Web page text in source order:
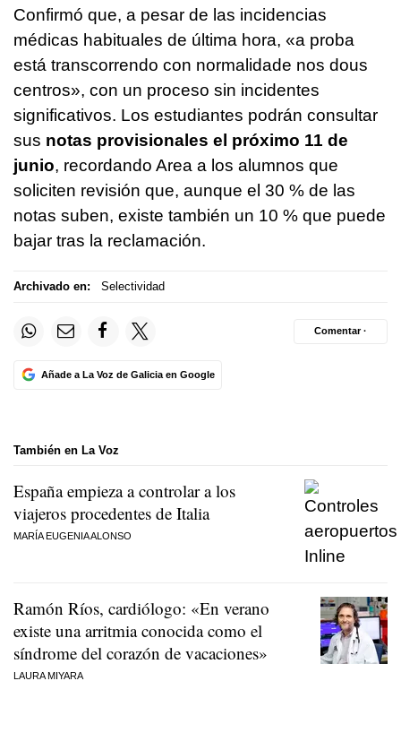
Confirmó que, a pesar de las incidencias
médicas habituales de última hora, «a proba
está transcorrendo con normalidade nos dous
centros», con un proceso sin incidentes
significativos. Los estudiantes podrán consultar
sus notas provisionales el próximo 11 de
junio, recordando Area a los alumnos que
soliciten revisión que, aunque el 30 % de las
notas suben, existe también un 10 % que puede
bajar tras la reclamación.
Archivado en: Selectividad
Añade a La Voz de Galicia en Google
Comentar ·
También en La Voz
España empieza a controlar a los
viajeros procedentes de Italia
MARÍA EUGENIA ALONSO
Ramón Ríos, cardiólogo: «En verano
existe una arritmia conocida como el
síndrome del corazón de vacaciones»
LAURA MIYARA